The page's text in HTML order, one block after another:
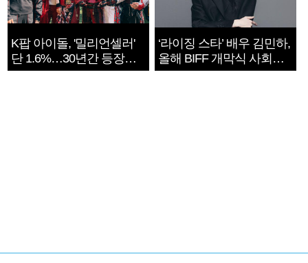
K팝 아이돌, '밀리언셀러'
단 1.6%…30년간 등장
1182개팀 전수조사
‘라이징 스타’ 배우 김민하,
올해 BIFF 개막식 사회자
확정